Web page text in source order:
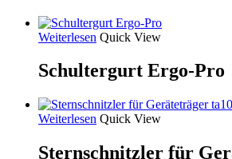
Weiterlesen Quick View
Schultergurt Ergo-Pro
Weiterlesen Quick View
Sternschnitzler für